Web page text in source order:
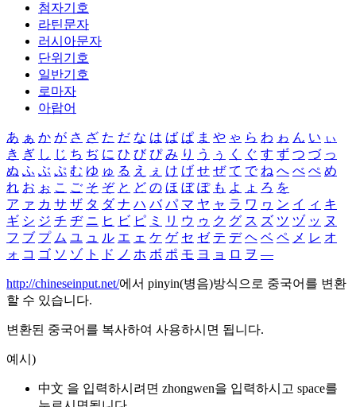
첨자기호
라틴문자
러시아문자
단위기호
일반기호
로마자
아랍어
あ ぁ か が さ ざ た だ な は ば ぱ ま や ゃ ら わ ゎ ん い ぃ
き ぎ し じ ち ぢ に ひ び ぴ み り う ぅ く ぐ す ず つ づ っ
ぬ ふ ぶ ぷ む ゆ ゅ る え ぇ け げ せ ぜ て で ね へ べ ぺ め
れ お ぉ こ ご そ ぞ と ど の ほ ぼ ぽ も よ ょ ろ を
ア ァ カ サ ザ タ ダ ナ ハ バ パ マ ヤ ャ ラ ワ ヮ ン イ ィ キ
ギ シ ジ チ ヂ ニ ヒ ビ ピ ミ リ ウ ゥ ク グ ス ズ ツ ヅ ッ ヌ
フ ブ プ ム ユ ュ ル エ ェ ケ ゲ セ ゼ テ デ ヘ ベ ペ メ レ オ
ォ コ ゴ ソ ゾ ト ド ノ ホ ボ ポ モ ヨ ョ ロ ヲ ―
http://chineseinput.net/에서 pinyin(병음)방식으로 중국어를 변환
할 수 있습니다.
변환된 중국어를 복사하여 사용하시면 됩니다.
예시)
中文 을 입력하시려면 zhongwen을 입력하시고 space를